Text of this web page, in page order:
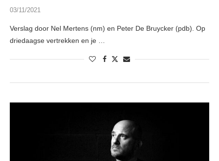
03/11/2021
Verslag door Nel Mertens (nm) en Peter De Bruycker (pdb). Op
driedaagse vertrekken en je …